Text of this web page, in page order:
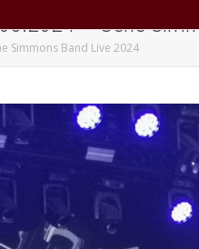
– Gene
Simmons Band Live 2024